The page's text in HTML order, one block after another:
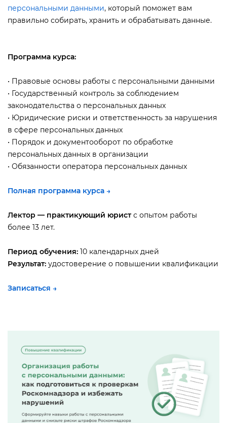
персональными данными, который поможет вам
правильно собирать, хранить и обрабатывать данные.
Программа курса:
• Правовые основы работы с персональными данными
• Государственный контроль за соблюдением
законодательства о персональных данных
• Юридические риски и ответственность за нарушения
сфере персональных данных
• Порядок и документооборот по обработке
персональных данных в организации
• Обязанности оператора персональных данных
Полная программа курса →
Лектор — практикующий юристс опытом работы
олее 13 лет.
Период обучения: 10 календарных дней
Результат: удостоверение о повышении квалификации
Записаться →